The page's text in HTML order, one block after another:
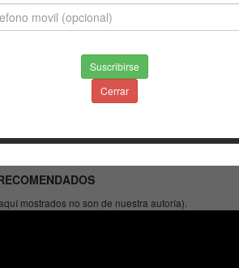
mostrados no son de nuestra autoría).
Suscribirse
Cerrar